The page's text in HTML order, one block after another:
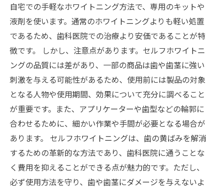
自宅での手軽なホワイトニング方法で、専用のキットや
液剤を使います。通常のホワイトニングよりも軽い処置
であるため、歯科医院での治療より安価であることが特
徴です。 しかし、注意点があります。セルフホワイトニ
ングの品質には差があり、一部の商品は歯や歯茎に強い
刺激を与える可能性があるため、使用前には製品の対象
となる人物や使用期間、効果について充分に調べること
が重要です。また、アプリケーターや歯型などの輪郭に
合わせるために、細かい作業や手間が必要となる場合が
あります。 セルフホワイトニングは、歯の黄ばみを解消
するための革新的な方法であり、歯科医院に通うことな
く費用を抑えることができる点が魅力的です。ただし、
必ず使用方法を守り、歯や歯茎にダメージを与えないよ